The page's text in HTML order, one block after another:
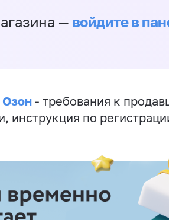
— войдите в
Озон - требования к
инструкция по